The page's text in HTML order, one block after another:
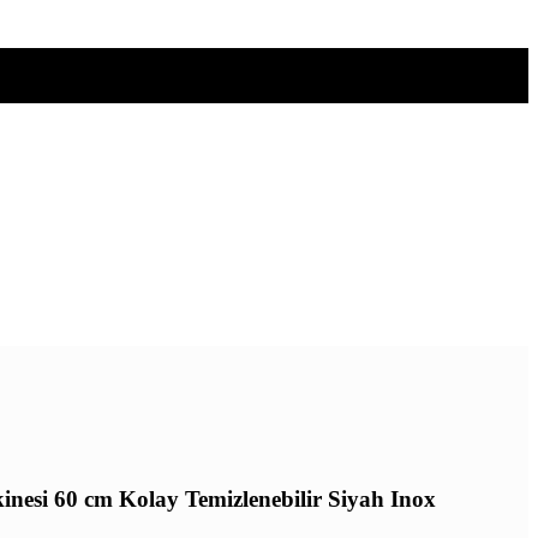
60 cm Kolay Temizlenebilir Siyah Inox